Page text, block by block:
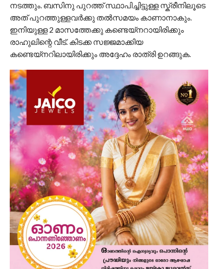
നടത്തും. ബസിനു പുറത്ത് സ്ഥാപിച്ചിട്ടുള്ള സ്ക്രീനിലൂടെ
അത് പുറത്തുള്ളവർക്കു തൽസമയം കാണാനാകും.
ഇനിയുള്ള 2 മാസത്തേക്കു കണ്ടെയ്നറായിരിക്കും
രാഹുലിന്റെ വീട്. കിടക്ക സജ്ജമാക്കിയ
കണ്ടെയ്നറിലായിരിക്കും അദ്ദേഹം രാത്രി ഉറങ്ങുക.